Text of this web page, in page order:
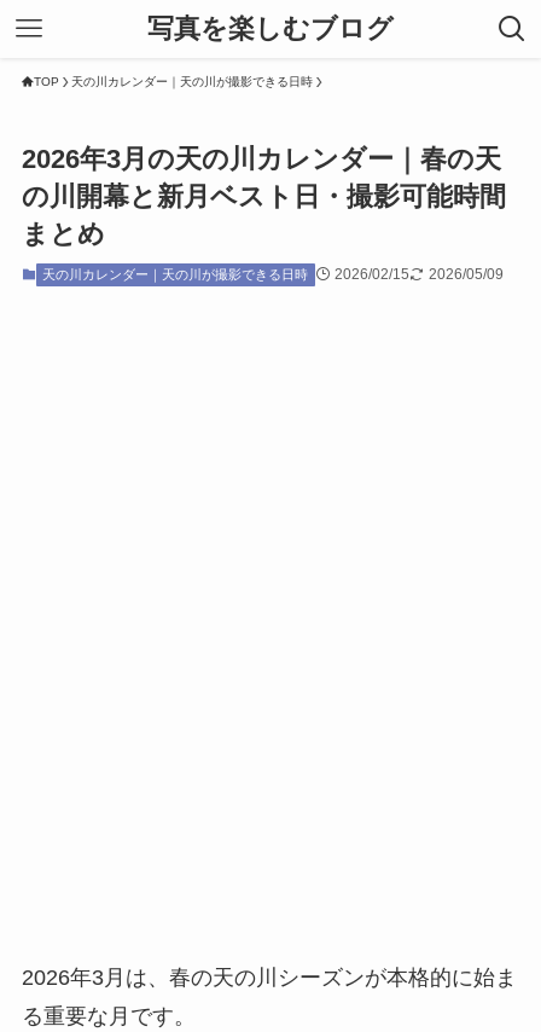
写真を楽しむブログ
TOP 天の川カレンダー｜天の川が撮影できる日時
2026年3月の天の川カレンダー｜春の天
の川開幕と新月ベスト日・撮影可能時間
まとめ
天の川カレンダー｜天の川が撮影できる日時 2026/02/15 2026/05/09
2026年3月は、春の天の川シーズンが本格的に始ま
る重要な月です。